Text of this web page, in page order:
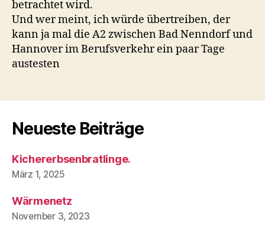
betrachtet wird.
Und wer meint, ich würde übertreiben, der
kann ja mal die A2 zwischen Bad Nenndorf und
Hannover im Berufsverkehr ein paar Tage
austesten
Neueste Beiträge
Kichererbsenbratlinge.
März 1, 2025
Wärmenetz
November 3, 2023